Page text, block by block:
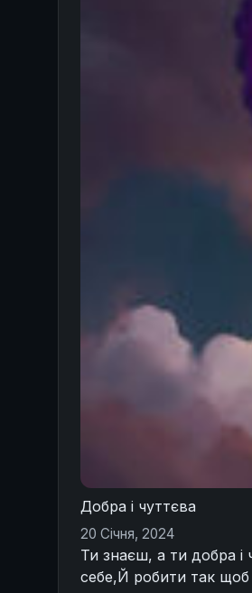
Добра і чуттєва
20 Січня, 2024
Ти знаєш, а ти добра
себе,Й робити так щоб